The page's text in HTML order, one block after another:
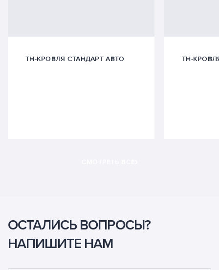
ТН-КРОВЛЯ СТАНДАРТ АВТО ТН-
ОСТАЛИСЬ ВОПРОСЫ?
НАПИШИТЕ НАМ